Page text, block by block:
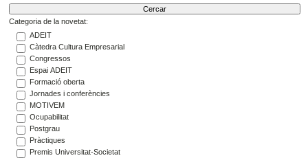
Categoria de la novetat:
ADEIT
Càtedra Cultura Empresarial
Congressos
Espai ADEIT
Formació oberta
Jornades i conferències
MOTIVEM
Ocupabilitat
Postgrau
Pràctiques
Premis Universitat-Societat